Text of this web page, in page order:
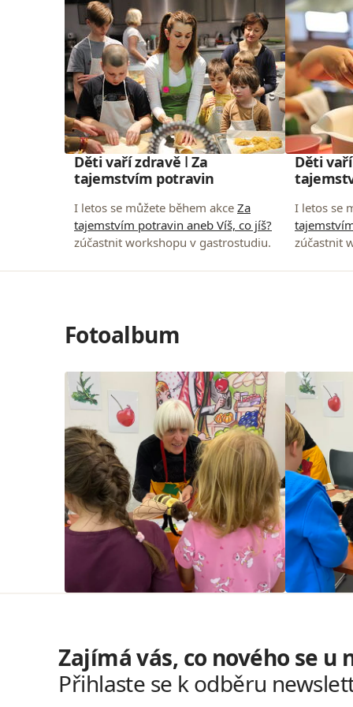
Děti vaří zdravě ǀ Za
tajemstvím potravin
I letos se můžete během akce Za
tajemstvím potravin aneb Víš, co jíš?
zúčastnit workshopu v gastrostudiu.
Děti vaří
I letos se
zúčastnit
Fotoalbum
Zajímá vás, co nového se u
Přihlaste se k odběru